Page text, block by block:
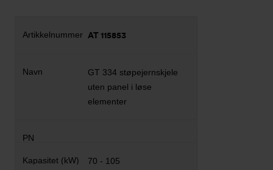
AT 115853
GT 334 støpejernskjele
uten panel i løse
elementer
70 - 105